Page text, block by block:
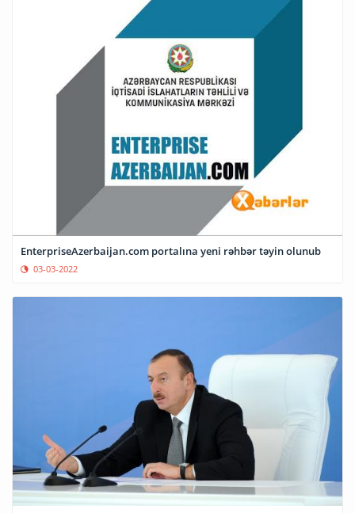
EnterpriseAzerbaijan.com portalına yeni rəhbər təyin olunub
03-03-2022